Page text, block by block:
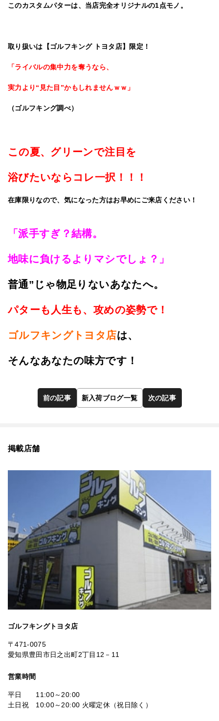
このカスタムパターは、当店完全オリジナルの1点モノ。
取り扱いは【ゴルフキング トヨタ店】限定！
「ライバルの集中力を奪うなら、
実力より“見た目”かもしれませんｗｗ」
（ゴルフキング調べ）
この夏、グリーンで注目を
浴びたいならコレ一択！！！
在庫限りなので、気になった方はお早めにご来店ください！
「派手すぎ？結構。
地味に負けるよりマシでしょ？」
普通”じゃ物足りないあなたへ。
パターも人生も、攻めの姿勢で！
ゴルフキングトヨタ店は、
そんなあなたの味方です！
前の記事 新入荷ブログ一覧 次の記事
掲載店舗
ゴルフキングトヨタ店
〒471-0075
愛知県豊田市日之出町2丁目12－11
営業時間
平日 11:00～20:00
土日祝 10:00～20:00 火曜定休（祝日除く）